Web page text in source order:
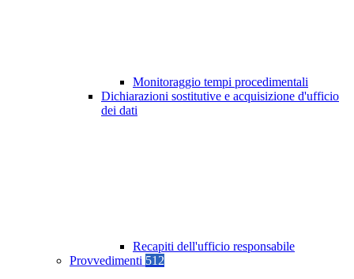
Monitoraggio tempi procedimentali
Dichiarazioni sostitutive e acquisizione d'ufficio
dei dati
Recapiti dell'ufficio responsabile
Provvedimenti 512